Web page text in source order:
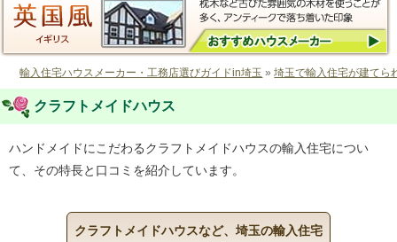
輸入住宅ハウスメーカー・工務店選びガイドin埼玉 »埼玉で輸入住宅が建てら
クラフトメイドハウス
ハンドメイドにこだわるクラフトメイドハウスの輸入住宅につい
て、その特長と口コミを紹介しています。
クラフトメイドハウスなど、埼玉の輸入住宅